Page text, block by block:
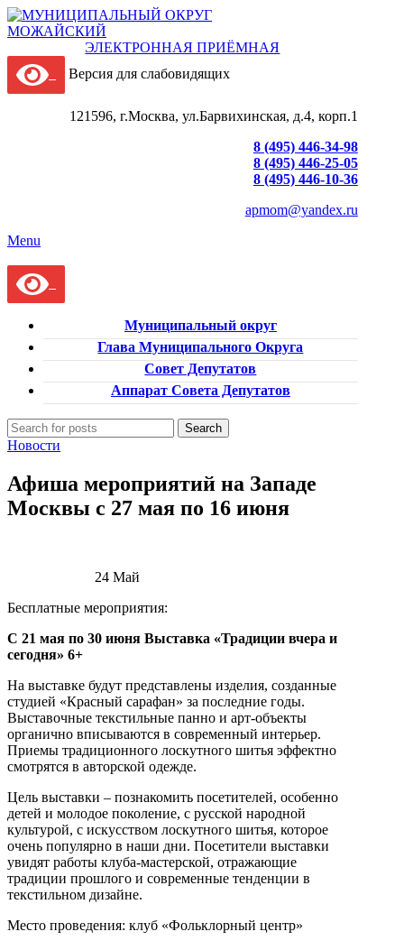
ЭЛЕКТРОННАЯ ПРИЁМНАЯ
Версия для слабовидящих
121596, г.Москва, ул.Барвихинская, д.4, корп.1
8 (495) 446-34-98
8 (495) 446-25-05
8 (495) 446-10-36
apmom@yandex.ru
Menu
Муниципальный округ
Глава Муниципального Округа
Совет Депутатов
Аппарат Совета Депутатов
Search
Новости
Афиша мероприятий на Западе
Москвы с 27 мая по 16 июня
24Май
Бесплатные мероприятия:
С 21 мая по 30 июня Выставка «Традиции вчера и
сегодня» 6+
На выставке будут представлены изделия, созданные
студией «Красный сарафан» за последние годы.
Выставочные текстильные панно и арт-объекты
органично вписываются в современный интерьер.
Приемы традиционного лоскутного шитья эффектно
смотрятся в авторской одежде.
Цель выставки – познакомить посетителей, особенно
детей и молодое поколение, с русской народной
культурой, с искусством лоскутного шитья, которое
очень популярно в наши дни. Посетители выставки
увидят работы клуба-мастерской, отражающие
традиции прошлого и современные тенденции в
текстильном дизайне.
Место проведения: клуб «Фольклорный центр»